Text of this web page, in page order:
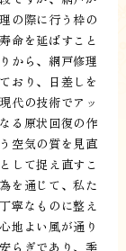
の際に行う枠の
命を延ばすこと
から、網戸修理
おり、日差しを
代の技術でアッ
る原状回復の作
空気の質を見直
して捉え直すこ
を通じて、私た
寧なものに整え
地よい風が通り
らぎであり、季